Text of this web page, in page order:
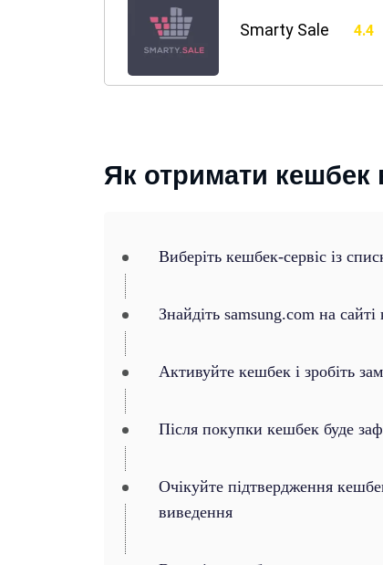
Smarty Sale 4.4
Як отримати кешбек
Виберіть кешбек-сервіс із
Знайдіть samsung.com на сайті
Активуйте кешбек і зробіть
Після покупки кешбек буде
Очікуйте підтвердження
виведення